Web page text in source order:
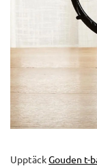
UpptäckGouden t-